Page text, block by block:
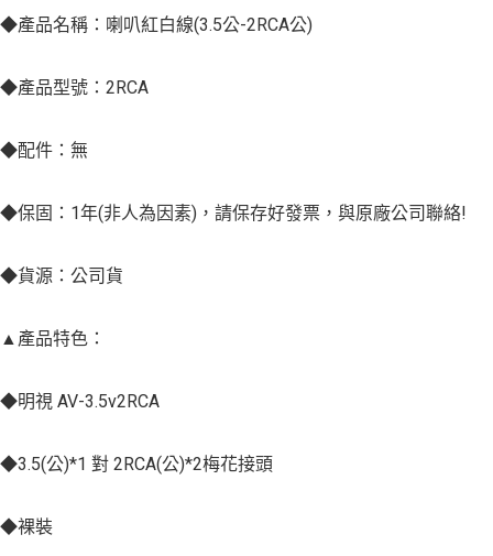
◆產品名稱：喇叭紅白線(3.5公-2RCA公)
◆產品型號：2RCA
◆配件：無
◆保固：1年(非人為因素)，請保存好發票，與原廠公司聯絡!
◆貨源：公司貨
▲產品特色：
◆明視 AV-3.5v2RCA
◆3.5(公)*1 對 2RCA(公)*2梅花接頭
◆裸裝